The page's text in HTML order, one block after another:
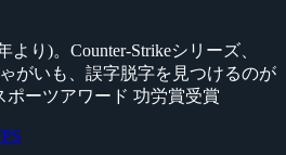
より)。Counter-Strikeシリーズ、
がいも、誤字脱字を見つけるのが
ポーツアワード 功労賞受賞